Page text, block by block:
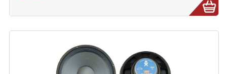
Gyrophares À Leds
Ampoules - Tubes Lumière Noire Black Gun